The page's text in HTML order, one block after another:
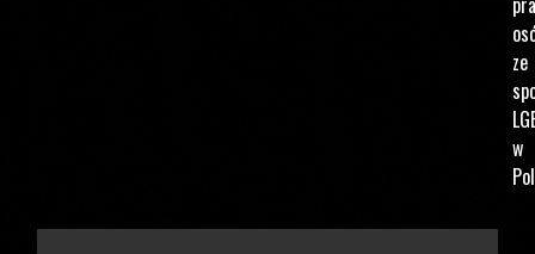
ze
w
PODAJ KWOTĘ